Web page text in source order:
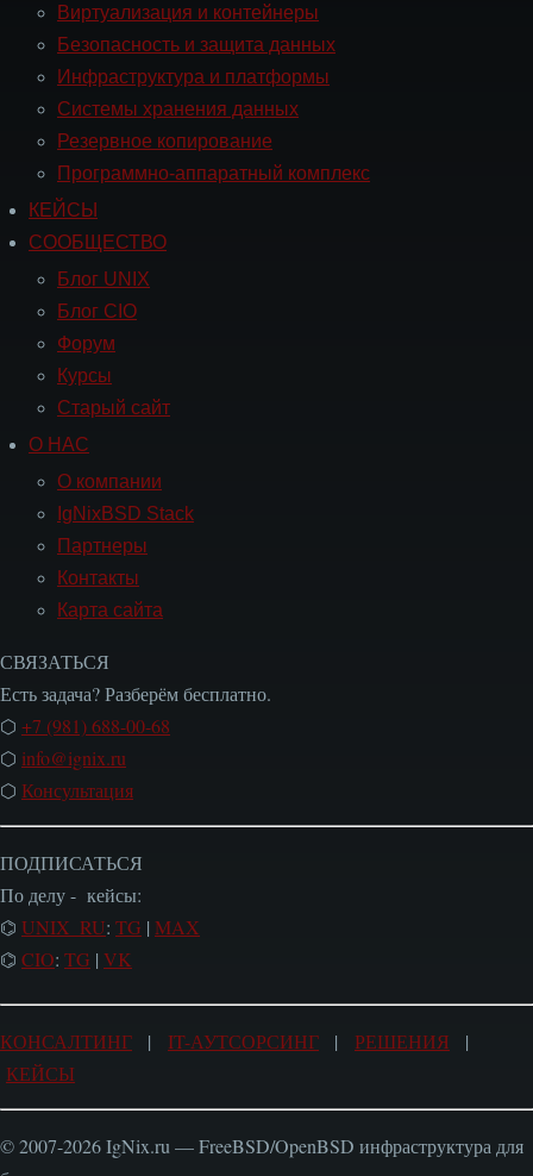
Виртуализация и контейнеры
Безопасность и защита данных
Инфраструктура и платформы
Системы хранения данных
Резервное копирование
Программно-аппаратный комплекс
Навигация
СООБЩЕСТВО
КЕЙСЫ
СООБЩЕСТВО
Блог UNIX
Блог CIO
Форум
Курсы
Старый сайт
Навигация
О НАС
О компании
IgNixBSD Stack
Партнеры
Контакты
Карта сайта
СВЯЗАТЬСЯ
Есть задача? Разберём бесплатно.
⬡ +7 (981) 688-00-68
⬡ info@ignix.ru
⬡ Консультация
ПОДПИСАТЬСЯ
По делу - кейсы:
⌬ UNIX_RU: TG | MAX
⌬ CIO: TG | VK
КОНСАЛТИНГ | IT-АУТСОРСИНГ | РЕШЕНИЯ |
КЕЙСЫ
© 2007-2026 IgNix.ru — FreeBSD/OpenBSD инфраструктура для